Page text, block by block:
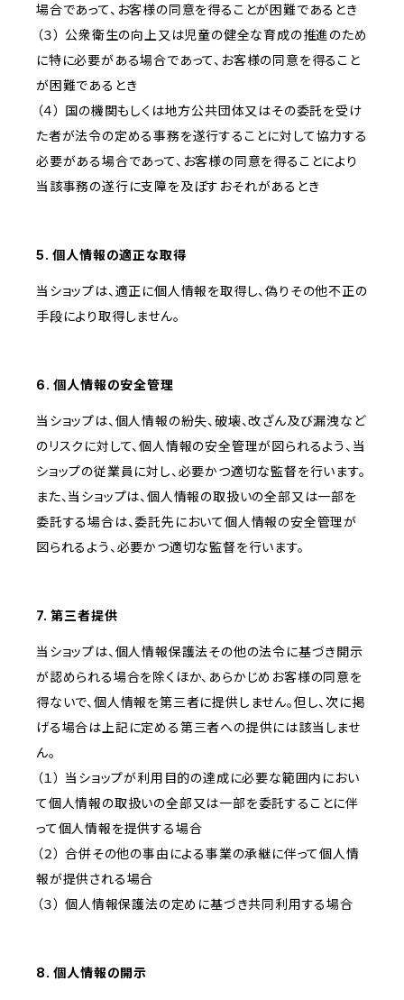
場合であって、お客様の同意を得ることが困難であるとき
（３） 公衆衛生の向上又は児童の健全な育成の推進のため
に特に必要がある場合であって、お客様の同意を得ること
が困難であるとき
（４） 国の機関もしくは地方公共団体又はその委託を受け
た者が法令の定める事務を遂行することに対して協力する
必要がある場合であって、お客様の同意を得ることにより
当該事務の遂行に支障を及ぼすおそれがあるとき
5. 個人情報の適正な取得
当ショップは、適正に個人情報を取得し、偽りその他不正の
手段により取得しません。
6. 個人情報の安全管理
当ショップは、個人情報の紛失、破壊、改ざん及び漏洩など
のリスクに対して、個人情報の安全管理が図られるよう、当
ショップの従業員に対し、必要かつ適切な監督を行います。
また、当ショップは、個人情報の取扱いの全部又は一部を
委託する場合は、委託先において個人情報の安全管理が
図られるよう、必要かつ適切な監督を行います。
7. 第三者提供
当ショップは、個人情報保護法その他の法令に基づき開示
が認められる場合を除くほか、あらかじめお客様の同意を
得ないで、個人情報を第三者に提供しません。但し、次に掲
げる場合は上記に定める第三者への提供には該当しませ
ん。
（１） 当ショップが利用目的の達成に必要な範囲内におい
て個人情報の取扱いの全部又は一部を委託することに伴
って個人情報を提供する場合
（２） 合併その他の事由による事業の承継に伴って個人情
報が提供される場合
（３） 個人情報保護法の定めに基づき共同利用する場合
8. 個人情報の開示